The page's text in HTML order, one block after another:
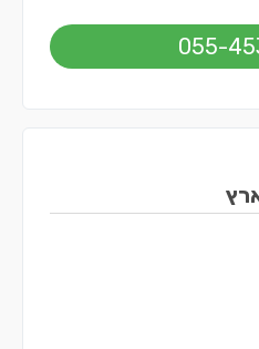
055-